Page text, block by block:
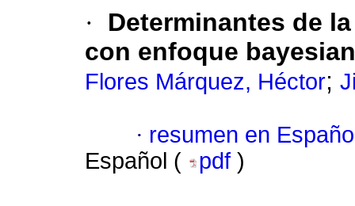
·
Determinantes de
con enfoque
Flores Márquez, Héctor;
· resumen en
Español (
pdf )